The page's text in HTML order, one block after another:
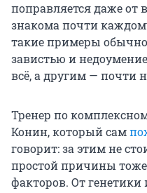
поправляется даже от
знакома почти
такие примеры
завистью и
всё, а другим — почти
Тренер по
Конин, который сам
говорит: за этим не
простой причины тоже
факторов. От